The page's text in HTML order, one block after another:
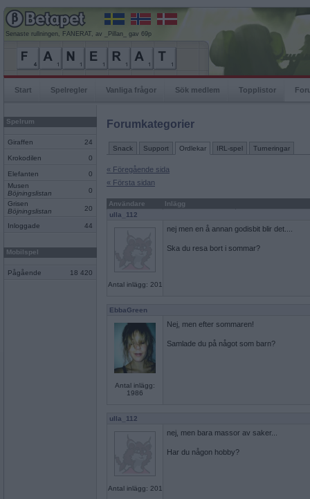
Senaste rullningen, FANERAT, av _Pillan_ gav 69p
Start Spelregler Vanliga frågor Sök medlem Topplistor
Spelrum
Giraffen 24
Krokodilen 0
Elefanten
0
Musen
Böjningslistan
0
Grisen
Böjningslistan
20
Inloggade 44
Mobilspel
Pågående 18 420
Forumkategorier
Snack Support Ordlekar IRL-spel Turneringar
« Föregående sida
« Första sidan
Användare
Inlägg
ulla_112
Antal inlägg: 201
nej men en å annan godisbit blir det....
Ska du resa bort i sommar?
EbbaGreen
Antal inlägg:
1986
Nej, men efter sommaren!
Samlade du på något som barn?
ulla_112
Antal inlägg: 201
nej, men bara massor av saker...
Har du någon hobby?